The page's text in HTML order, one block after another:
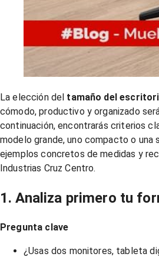
La elección del tamaño del
cómodo, productivo y organizado
continuación, encontrarás criterios
modelo grande, uno compacto o una
ejemplos concretos de medidas y
Industrias Cruz Centro.
1. Analiza primero tu
Pregunta clave
¿Usas dos monitores, tableta